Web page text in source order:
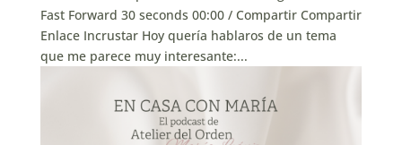
Fast Forward 30 seconds 00:00 / Compartir Compartir
Enlace Incrustar Hoy quería hablaros de un tema
que me parece muy interesante:...